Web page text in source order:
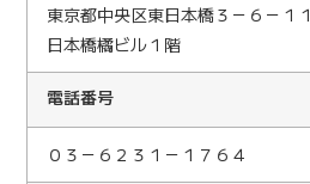
東京都中央区東日本橋３－６－１１
日本橋橘ビル１階
電話番号
０３－６２３１－１７６４